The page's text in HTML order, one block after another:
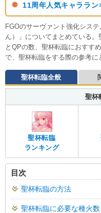
11周年人気キャララン
FGOのサーヴァント強化シス
ん）」についてまとめている
とQPの数、聖杯転臨におすす
で、聖杯転臨をする際の参考に
聖杯転臨全般
聖杯
聖杯転臨
ランキング
目次
聖杯転臨の方法
聖杯転臨に必要な種火数